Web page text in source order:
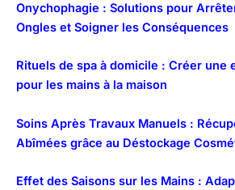
Onychophagie : Solutions pour
Ongles et Soigner les Conséquences
Rituels de spa à domicile : Créer une
pour les mains à la maison
Soins Après Travaux Manuels :
Abîmées grâce au Déstockage
Effet des Saisons sur les Mains :